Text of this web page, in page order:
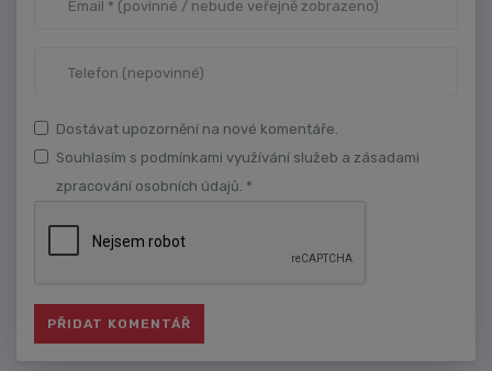
Dostávat upozornění na nové komentáře.
Souhlasím s podmínkami využívání služeb a zásadami
zpracování osobních údajů. *